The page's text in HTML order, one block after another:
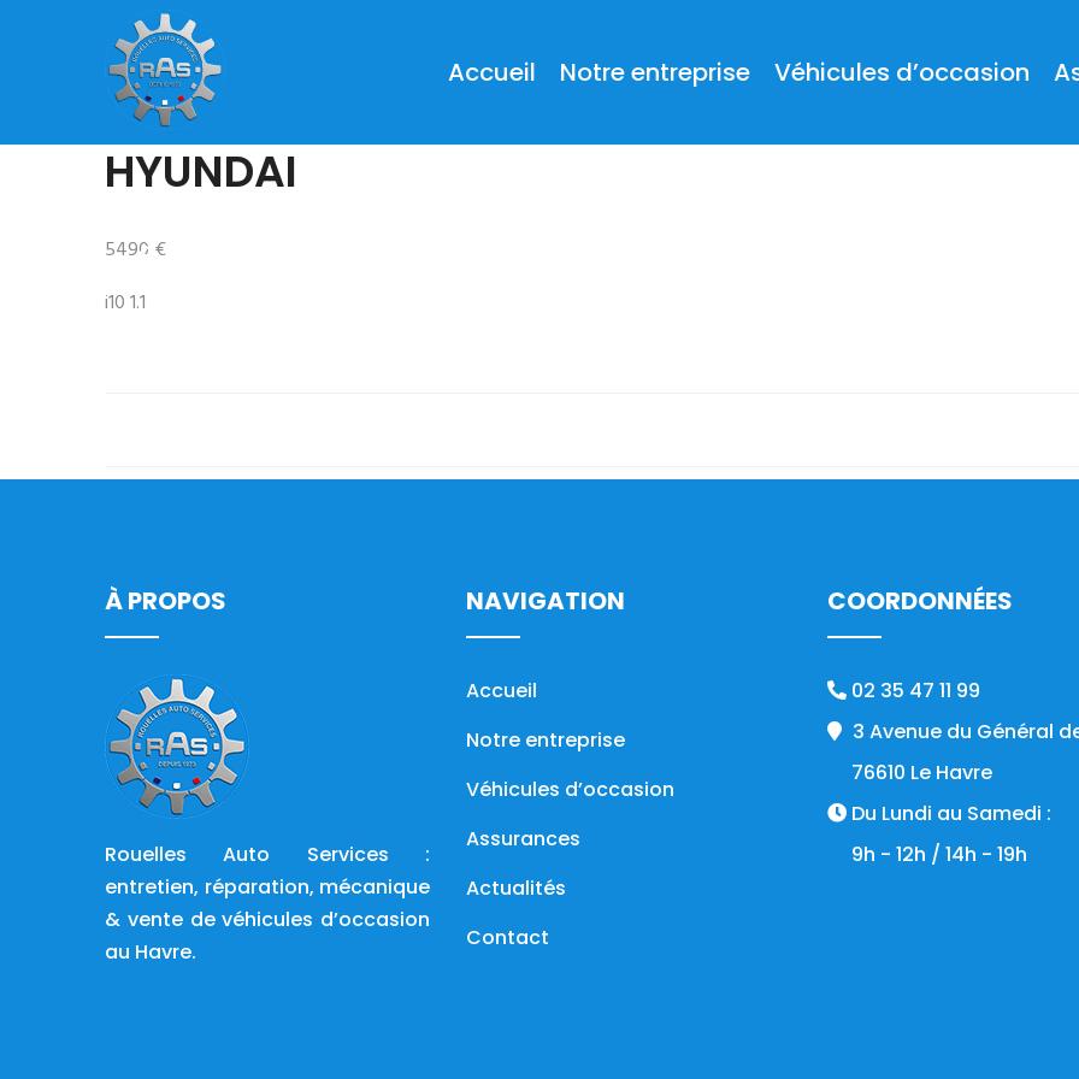
Accueil Notre entreprise Véhicules d’occasion
HYUNDAI
5490 €
i10 1.1
À PROPOS
Rouelles Auto Services :
entretien, réparation, mécanique
& vente de véhicules d’occasion
au Havre.
NAVIGATION
Accueil
Notre entreprise
Véhicules d’occasion
Assurances
Actualités
Contact
COORDONNÉES
02 35 47 11 99
3 Avenue du Général
76610 Le Havre
Du Lundi au Samedi :
9h - 12h / 14h - 19h